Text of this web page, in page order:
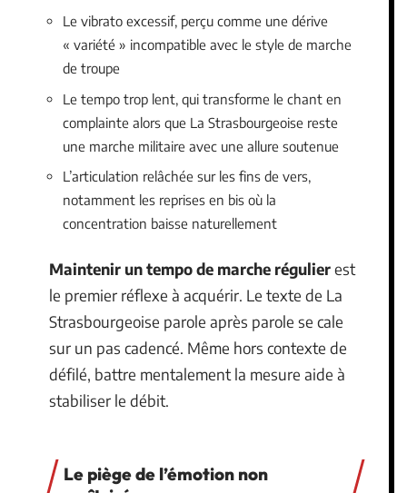
Le vibrato excessif, perçu comme une dérive
« variété » incompatible avec le style de marche
de troupe
Le tempo trop lent, qui transforme le chant en
complainte alors que La Strasbourgeoise reste
une marche militaire avec une allure soutenue
L’articulation relâchée sur les fins de vers,
notamment les reprises en bis où la
concentration baisse naturellement
Maintenir un tempo de marche régulierest
le premier réflexe à acquérir. Le texte de La
Strasbourgeoise parole après parole se cale
sur un pas cadencé. Même hors contexte de
défilé, battre mentalement la mesure aide à
stabiliser le débit.
Le piège de l’émotion non